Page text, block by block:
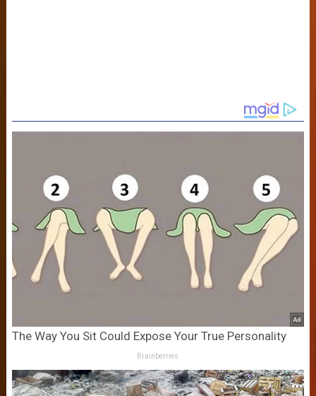
The Way You Sit Could Expose Your True Personality
Brainberries